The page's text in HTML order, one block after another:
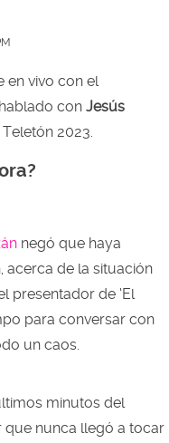
en vivo con el
con Jesús
2023.
negó que haya
acerca de la situación
presentador de ‘El
para conversar con
un caos.
minutos del
que nunca llegó a tocar